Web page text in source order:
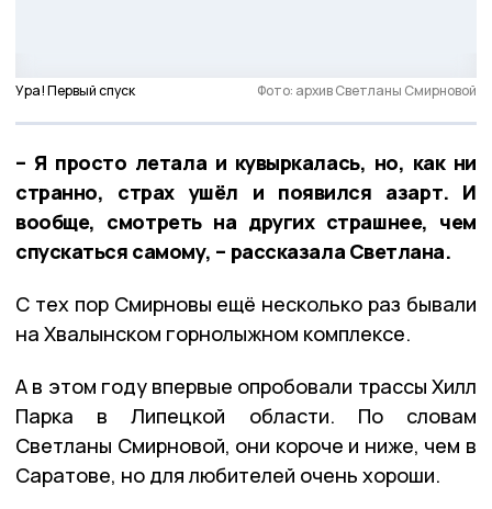
Ура! Первый спуск Фото: архив Светланы Смирновой
– Я просто летала и кувыркалась, но, как ни
странно, страх ушёл и появился азарт. И
вообще, смотреть на других страшнее, чем
спускаться самому, – рассказала Светлана.
С тех пор Смирновы ещё несколько раз бывали
на Хвалынском горнолыжном комплексе.
А в этом году впервые опробовали трассы Хилл
Парка в Липецкой области. По словам
Светланы Смирновой, они короче и ниже, чем в
Саратове, но для любителей очень хороши.